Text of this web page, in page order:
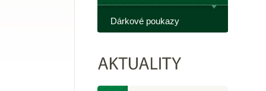
Dárkové poukazy